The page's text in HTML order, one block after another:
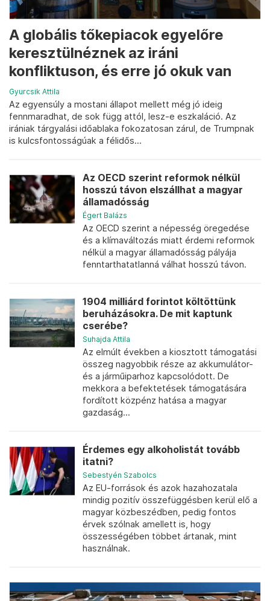
A globális tőkepiacok egyelőre
keresztülnéznek az iráni
konfliktuson, és erre jó okuk van
Gyurcsik Attila
Az egyensúly a mostani állapot mellett még jó ideig
fennmaradhat, de sok függ attól, lesz-e eszkaláció. Az
irániak tárgyalási időablaka fokozatosan zárul, de Trumpnak
is kulcsfontosságúak a félidős...
Az OECD szerint reformok nélkül
hosszú távon elszállhat a magyar
államadósság
Égert Balázs
Az OECD szerint a népesség öregedése
és a klímaváltozás miatt érdemi reformok
nélkül a magyar államadósság pályája
fenntarthatatlanná válhat hosszú távon.
1904 milliárd forintot költöttünk
beruházásokra. De mit kaptunk
cserébe?
Suhajda Attila
Az elmúlt években a kiosztott támogatási
összeg nagyobbik része az akkumulátor-
és a járműiparhoz kapcsolódott. De
mekkora a befektetések támogatására
fordított közpénz hatása a magyar
gazdaság...
Érdemes egy alkoholistát tovább
itatni?
Sebestyén Szabolcs
Az EU-források és azok hazahozatala
mindig pozitív összefüggésben kerül elő a
magyar közbeszédben, pedig fontos
érvek szólnak amellett is, hogy
összességében többet ártanak, mint
használnak.